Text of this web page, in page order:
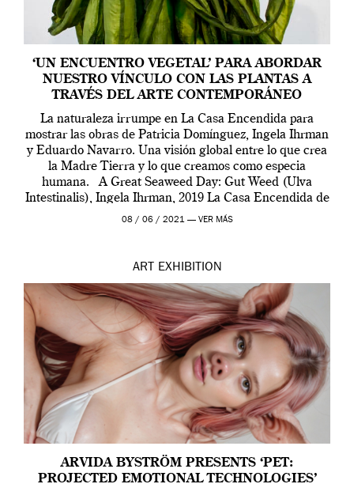
‘UN ENCUENTRO VEGETAL’ PARA ABORDAR
NUESTRO VÍNCULO CON LAS PLANTAS A
TRAVÉS DEL ARTE CONTEMPORÁNEO
La naturaleza irrumpe en La Casa Encendida para
mostrar las obras de Patricia Domínguez, Ingela Ihrman
y Eduardo Navarro. Una visión global entre lo que crea
la Madre Tierra y lo que creamos como especia
humana. A Great Seaweed Day: Gut Weed (Ulva
Intestinalis), Ingela Ihrman, 2019 La Casa Encendida de
Madrid y la Wellcome […]
08 / 06 / 2021 — VER MÁS
ART EXHIBITION
ARVIDA BYSTRÖM PRESENTS ‘PET:
PROJECTED EMOTIONAL TECHNOLOGIES’